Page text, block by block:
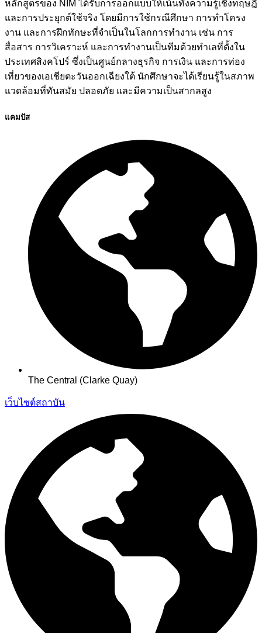
หลักสูตรของ NIM ได้รับการออกแบบให้เน้นทั้งความรู้เชิงทฤษฎี
และการประยุกต์ใช้จริง โดยมีการใช้กรณีศึกษา การทำโครง
งาน และการฝึกทักษะที่จำเป็นในโลกการทำงาน เช่น การ
สื่อสาร การวิเคราะห์ และการทำงานเป็นทีมด้วยทำเลที่ตั้งใน
ประเทศสิงคโปร์ ซึ่งเป็นศูนย์กลางธุรกิจ การเงิน และการท่อง
เที่ยวของเอเชียตะวันออกเฉียงใต้ นักศึกษาจะได้เรียนรู้ในสภาพ
แวดล้อมที่ทันสมัย ปลอดภัย และมีความเป็นสากลสูง
แคมปัส
The Central (Clarke Quay)
เว็บไซต์สถาบัน